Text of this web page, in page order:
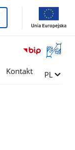
Otwórz
okno
Kontakt Zmień
PL